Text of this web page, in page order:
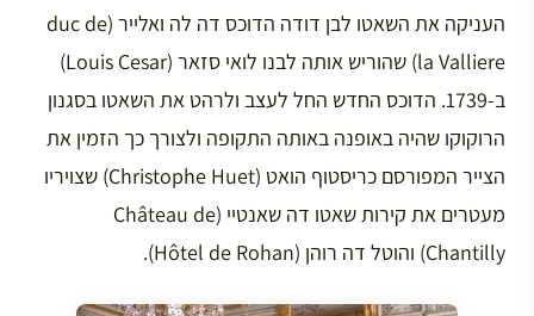
העניקה את השאטו לבן דודה הדוכס דה לה ואלייר (duc de
la Valliere) שהוריש אותה לבנו לואי סזאר (Louis Cesar)
ב-1739. הדוכס החדש החל לעצב ולרהט את השאטו בסגנון
הרוקוקו שהיה באופנה באותה התקופה ולצורך כך הזמין את
הצייר המפורסם כריסטוף הואט (Christophe Huet) שצויריו
מעטרים את קירות שאטו דה שאנטיי (Château de
Chantilly) והוטל דה רוהן (Hôtel de Rohan).